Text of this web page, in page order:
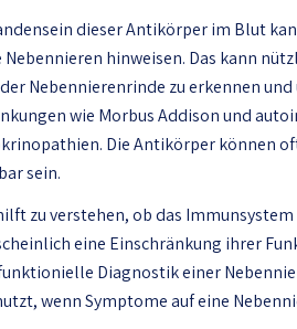
dieser Antikörper im Blut
Nebennieren hinweisen. Das kann
Nebennierenrinde zu erkennen
wie Morbus Addison und
Die Antikörper können
sein.
zu verstehen, ob das
eine Einschränkung ihrer
Diagnostik einer
wenn Symptome auf eine